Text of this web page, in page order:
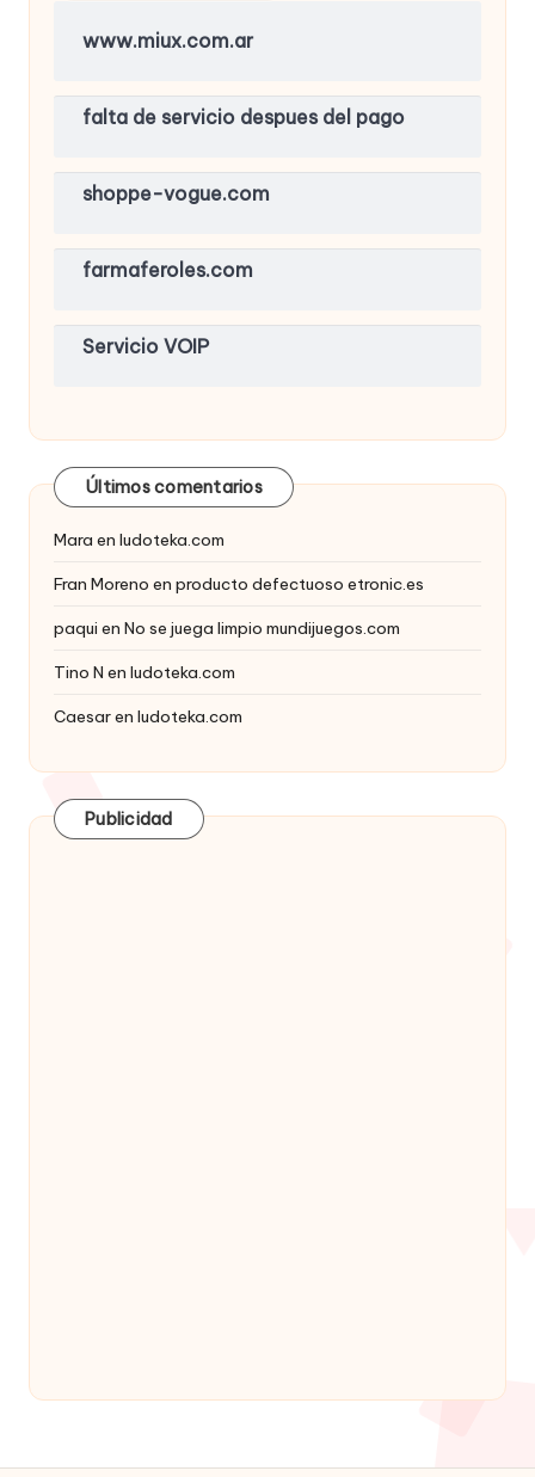
www.miux.com.ar
falta de servicio despues del pago
shoppe-vogue.com
farmaferoles.com
Servicio VOIP
Últimos comentarios
Mara en ludoteka.com
Fran Moreno en producto defectuoso etronic.es
paqui en No se juega limpio mundijuegos.com
Tino N en ludoteka.com
Caesaren ludoteka.com
Publicidad